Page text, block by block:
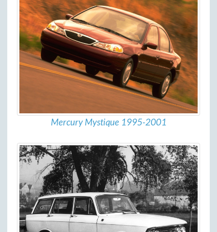
Mercury Mystique 1995-2001